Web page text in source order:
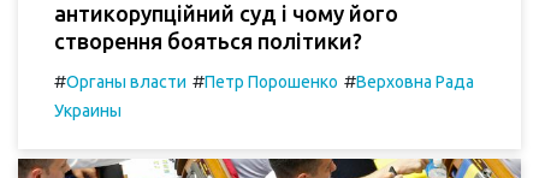
антикорупційний суд і чому його
створення бояться політики?
#Органы власти #Петр Порошенко #Верховна Рада
Украины